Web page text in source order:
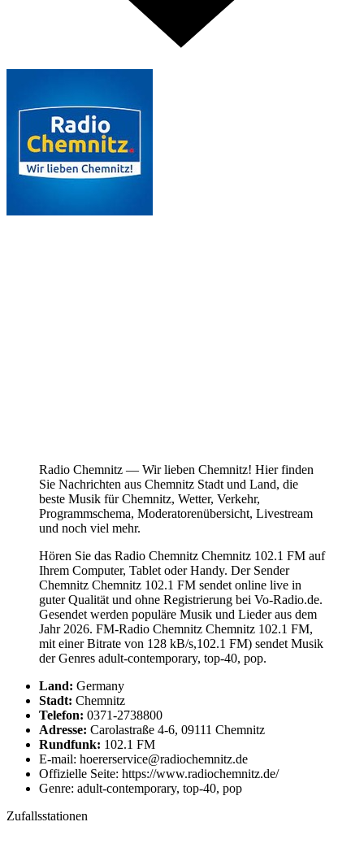
Radio Chemnitz — Wir lieben Chemnitz! Hier finden
Sie Nachrichten aus Chemnitz Stadt und Land, die
beste Musik für Chemnitz, Wetter, Verkehr,
Programmschema, Moderatorenübersicht, Livestream
und noch viel mehr.
Hören Sie das Radio Chemnitz Chemnitz 102.1 FM auf
Ihrem Computer, Tablet oder Handy. Der Sender
Chemnitz Chemnitz 102.1 FM sendet online live in
guter Qualität und ohne Registrierung bei Vo-Radio.de.
Gesendet werden populäre Musik und Lieder aus dem
Jahr 2026. FM-Radio Chemnitz Chemnitz 102.1 FM,
mit einer Bitrate von 128 kB/s,102.1 FM) sendet Musik
der Genres adult-contemporary, top-40, pop.
Land: Germany
Stadt: Chemnitz
Telefon: 0371-2738800
Adresse: Carolastraße 4-6, 09111 Chemnitz
Rundfunk: 102.1 FM
E-mail: hoererservice@radiochemnitz.de
Offizielle Seite: https://www.radiochemnitz.de/
Genre: adult-contemporary, top-40, pop
Zufallsstationen